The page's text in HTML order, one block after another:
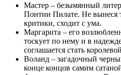
Мастер – безымянный
Понтии Пилате. Не вынеся
критики, сходит с ума.
Маргарита – его
тоскует по нему и в
соглашается стать
Воланд – загадочный
конце концов самим